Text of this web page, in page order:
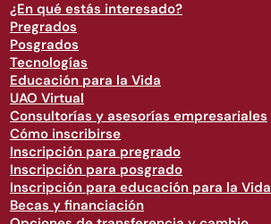
¿En qué estás interesado?
Pregrados
Posgrados
Tecnologías
Educación para la Vida
UAO Virtual
Consultorías y asesorías empresariales
Cómo inscribirse
Inscripción para pregrado
Inscripción para posgrado
Inscripción para educación para la Vida
Becas y financiación